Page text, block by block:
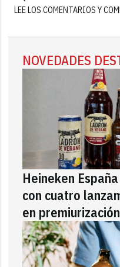
LEE LOS COMENTARIOS Y
NOVEDADES
Heineken
con cuatro
en premiurización